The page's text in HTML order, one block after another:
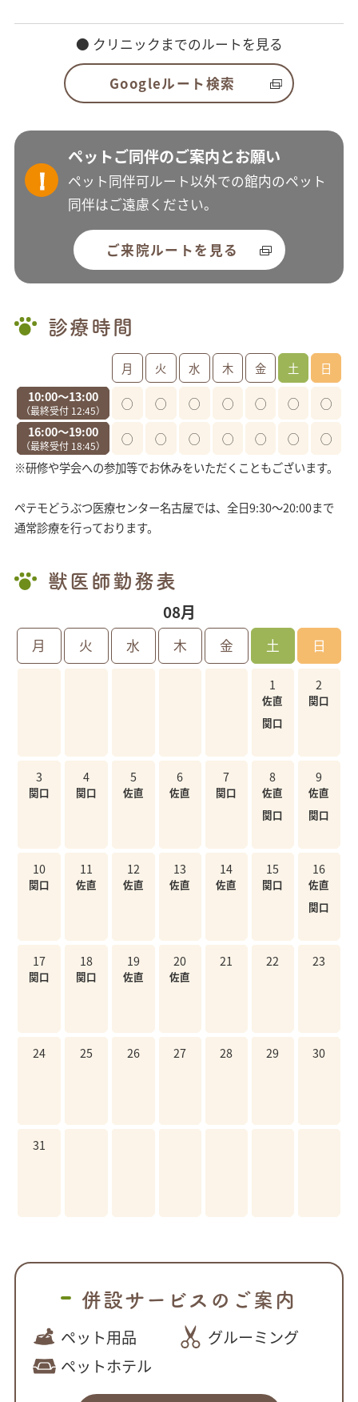
● クリニックまでのルートを見る
Googleルート検索
ペットご同伴のご案内とお願い
ペット同伴可ルート以外での館内のペット
同伴はご遠慮ください。
ご来院ルートを見る
診療時間
月 火 水 木 金 土
日
10:00〜13:00
（最終受付 12:45） ◯ ◯ ◯ ◯ ◯ ◯
◯
16:00〜19:00
（最終受付 18:45） ◯ ◯ ◯ ◯ ◯ ◯
◯
※研修や学会への参加等でお休みをいただくこともございます。
ペテモどうぶつ医療センター名古屋では、全日9:30～20:00まで
通常診療を行っております。
獣医師勤務表
08月
月 火 水 木 金 土 日
1
佐直
関口
2
関口
3
関口
4
関口
5
佐直
6
佐直
7
関口
8
佐直
関口
9
佐直
関口
10
関口
11
佐直
12
佐直
13
佐直
14
佐直
15
関口
16
佐直
関口
17
関口
18
関口
19
佐直
20
佐直
21 22 23
24 25 26 27 28 29 30
31
併設サービスのご案内
ペット用品
グルーミング
ペットホテル